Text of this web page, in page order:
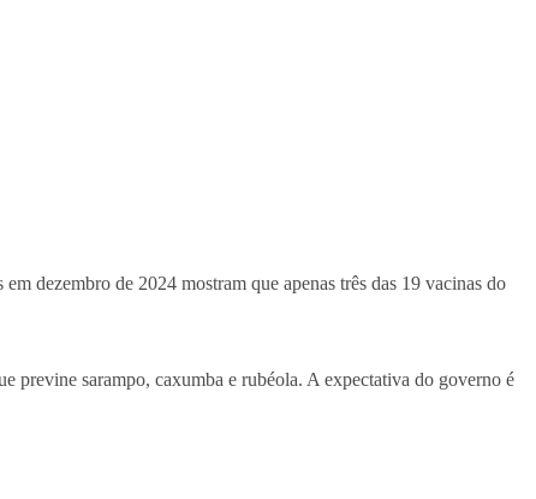
dezembro de 2024 mostram que apenas três das 19 vacinas do
previne sarampo, caxumba e rubéola. A expectativa do governo é